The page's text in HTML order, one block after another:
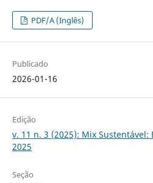
PDF/A (Inglês)
Publicado
2026-01-16
Edição
v. 11 n. 3 (2025): Mix Sustentável:
2025
Seção